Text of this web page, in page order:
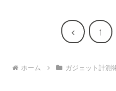
前
1
ホーム ガジェット計測